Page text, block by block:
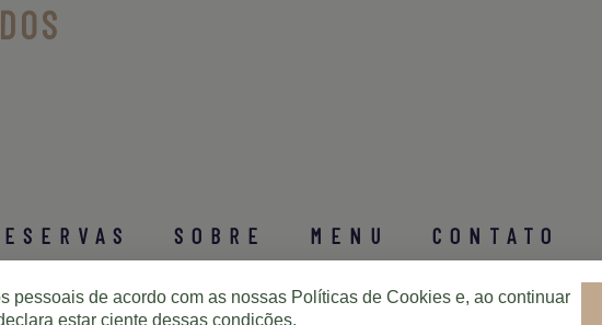
pessoais de acordo com as nossas Políticas de Cookiese, ao continuar
estar ciente dessas condições.
SOBRE MENU CONTATO